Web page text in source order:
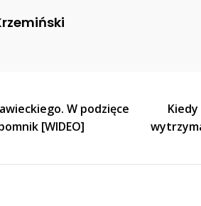
Grozi,
Broni
Jądrowej
W podzięce
[WIDEO]